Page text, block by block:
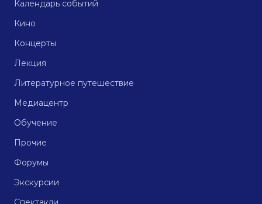
Календарь событий
Кино
Концерты
Лекция
Литературное путешествие
Медиацентр
Обучение
Прочие
Форумы
Экскурсии